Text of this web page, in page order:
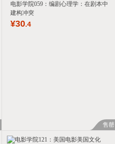
电影学院059：编剧心理学：在剧本中
建构冲突
¥30.4
售罄